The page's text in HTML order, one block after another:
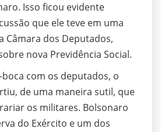
Isso ficou evidente
que ele teve em uma
Câmara dos Deputados,
nova Previdência Social.
com os deputados, o
de uma maneira sutil, que
os militares. Bolsonaro
do Exército e um dos